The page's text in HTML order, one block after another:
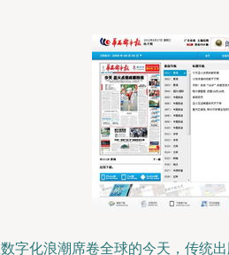
字化浪潮席卷全球的今天，传统